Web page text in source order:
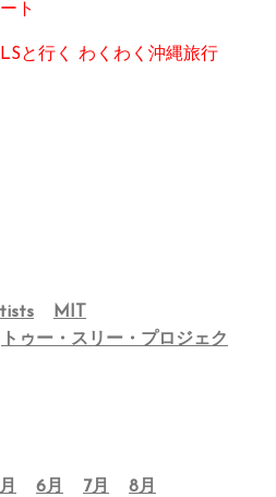
ト
と行く わくわく沖縄旅行
MIT
トゥー・スリー・プロジェク
6月 7月 8月